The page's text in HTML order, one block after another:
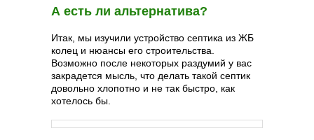
А есть ли альтернатива?
Итак, мы изучили устройство септика из ЖБ
колец и нюансы его строительства.
Возможно после некоторых раздумий у вас
закрадется мысль, что делать такой септик
довольно хлопотно и не так быстро, как
хотелось бы.